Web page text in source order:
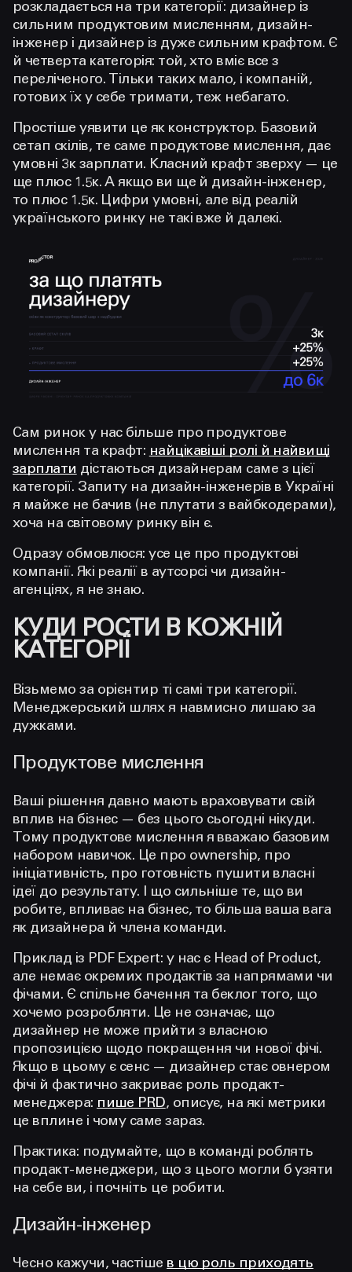
розкладається на три категорії: дизайнер із
сильним продуктовим мисленням, дизайн-
інженер і дизайнер із дуже сильним крафтом. Є
й четверта категорія: той, хто вміє все з
переліченого. Тільки таких мало, і компаній,
готових їх у себе тримати, теж небагато.
Простіше уявити це як конструктор. Базовий
сетап скілів, те саме продуктове мислення, дає
умовні 3к зарплати. Класний крафт зверху — це
ще плюс 1.5к. А якщо ви ще й дизайн-інженер,
то плюс 1.5к. Цифри умовні, але від реалій
українського ринку не такі вже й далекі.
Сам ринок у нас більше про продуктове
мислення та крафт: найцікавіші ролі й найвищі
зарплати дістаються дизайнерам саме з цієї
категорії. Запиту на дизайн-інженерів в Україні
я майже не бачив (не плутати з вайбкодерами),
хоча на світовому ринку він є.
Одразу обмовлюся: усе це про продуктові
компанії. Які реалії в аутсорсі чи дизайн-
агенціях, я не знаю.
КУДИ РОСТИ В КОЖНІЙ
КАТЕГОРІЇ
Візьмемо за орієнтир ті самі три категорії.
Менеджерський шлях я навмисно лишаю за
дужками.
Продуктове мислення
Ваші рішення давно мають враховувати свій
вплив на бізнес — без цього сьогодні нікуди.
Тому продуктове мислення я вважаю базовим
набором навичок. Це про ownership, про
ініціативність, про готовність пушити власні
ідеї до результату. І що сильніше те, що ви
робите, впливає на бізнес, то більша ваша вага
як дизайнера й члена команди.
Приклад із PDF Expert: у нас є Head of Product,
але немає окремих продактів за напрямами чи
фічами. Є спільне бачення та беклог того, що
хочемо розробляти. Це не означає, що
дизайнер не може прийти з власною
пропозицією щодо покращення чи нової фічі.
Якщо в цьому є сенс — дизайнер стає овнером
фічі й фактично закриває роль продакт-
менеджера: пише PRD, описує, на які метрики
це вплине і чому саме зараз.
Практика: подумайте, що в команді роблять
продакт-менеджери, що з цього могли б узяти
на себе ви, і почніть це робити.
Дизайн-інженер
Чесно кажучи, частіше в цю роль приходять